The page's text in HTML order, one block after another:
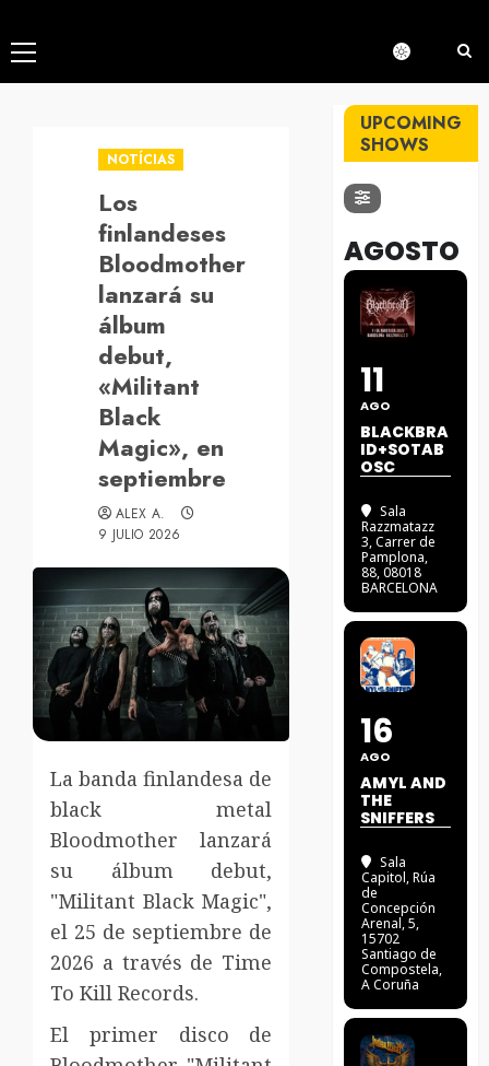
Menú
principal
NOTÍCIAS
Los
finlandeses
Bloodmother
lanzará su
álbum
debut,
«Militant
Black
Magic», en
septiembre
ALEX A.
9 JULIO 2026
La banda finlandesa de
black metal
Bloodmother lanzará
su álbum debut,
"Militant Black Magic",
el 25 de septiembre de
2026 a través de Time
To Kill Records.
El primer disco de
UPCOMING
SHOWS
AGOSTO
11
AGO
BLACKBRA
ID+SOTAB
OSC
Sala
Razzmatazz
3, Carrer de
Pamplona,
88, 08018
BARCELONA
16
AGO
AMYL AND
THE
SNIFFERS
Sala
Capitol, Rúa
de
Concepción
Arenal, 5,
15702
Santiago de
Compostela,
A Coruña